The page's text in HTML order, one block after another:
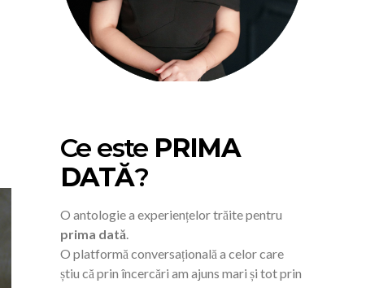
Ce este PRIMA
DATĂ?
O antologie a experiențelor trăite pentru
prima dată.
O platformă conversațională a celor care
știu că prin încercări am ajuns mari și tot prin